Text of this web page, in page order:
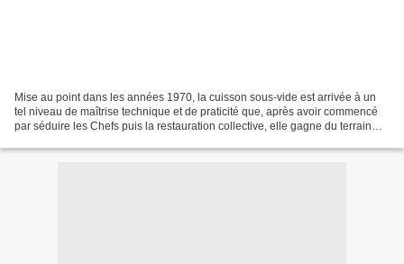
Mise au point dans les années 1970, la cuisson sous-vide est arrivée à un
tel niveau de maîtrise technique et de praticité que, après avoir commencé
par séduire les Chefs puis la restauration collective, elle gagne du terrain